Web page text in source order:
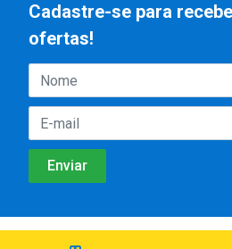
Cadastre-se para
ofertas!